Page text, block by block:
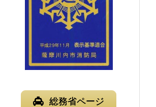
総務省ページ